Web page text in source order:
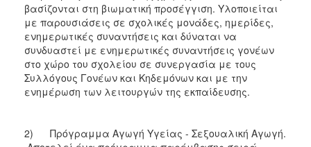
βασίζονται στη βιωματική προσέγγιση. Υλοποιείται
με παρουσιάσεις σε σχολικές μονάδες, ημερίδες,
ενημερωτικές συναντήσεις και δύναται να
συνδυαστεί με ενημερωτικές συναντήσεις γονέων
στο χώρο του σχολείου σε συνεργασία με τους
Συλλόγους Γονέων και Κηδεμόνων και με την
ενημέρωση των λειτουργών της εκπαίδευσης.
2) Πρόγραμμα Αγωγή Υγείας - Σεξουαλική Αγωγή.